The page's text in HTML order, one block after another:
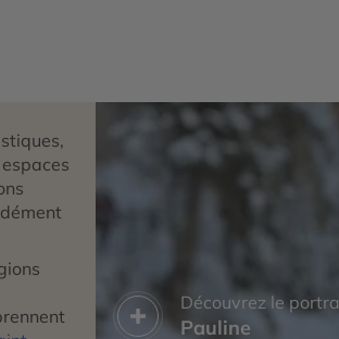
Découvrez le
Pauline